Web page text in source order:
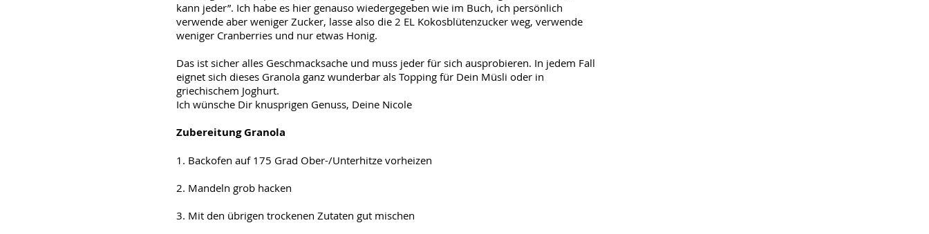
kann jeder”. Ich habe es hier genauso wiedergegeben wie im Buch, ich persönlich
verwende aber weniger Zucker, lasse also die 2 EL Kokosblütenzucker weg, verwende
weniger Cranberries und nur etwas Honig.
Das ist sicher alles Geschmacksache und muss jeder für sich ausprobieren. In jedem Fall
eignet sich dieses Granola ganz wunderbar als Topping für Dein Müsli oder in
griechischem Joghurt.
Ich wünsche Dir knusprigen Genuss, Deine Nicole
Zubereitung Granola
1. Backofen auf 175 Grad Ober-/Unterhitze vorheizen
2. Mandeln grob hacken
3. Mit den übrigen trockenen Zutaten gut mischen